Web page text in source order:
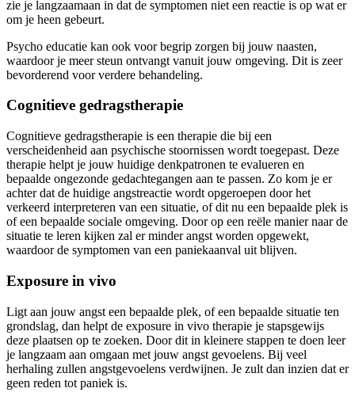
zie je langzaamaan in dat de symptomen niet een reactie is op wat er
om je heen gebeurt.
Psycho educatie kan ook voor begrip zorgen bij jouw naasten,
waardoor je meer steun ontvangt vanuit jouw omgeving. Dit is zeer
bevorderend voor verdere behandeling.
Cognitieve gedragstherapie
Cognitieve gedragstherapie is een therapie die bij een
verscheidenheid aan psychische stoornissen wordt toegepast. Deze
therapie helpt je jouw huidige denkpatronen te evalueren en
bepaalde ongezonde gedachtegangen aan te passen. Zo kom je er
achter dat de huidige angstreactie wordt opgeroepen door het
verkeerd interpreteren van een situatie, of dit nu een bepaalde plek is
of een bepaalde sociale omgeving. Door op een reële manier naar de
situatie te leren kijken zal er minder angst worden opgewekt,
waardoor de symptomen van een paniekaanval uit blijven.
Exposure in vivo
Ligt aan jouw angst een bepaalde plek, of een bepaalde situatie ten
grondslag, dan helpt de exposure in vivo therapie je stapsgewijs
deze plaatsen op te zoeken. Door dit in kleinere stappen te doen leer
je langzaam aan omgaan met jouw angst gevoelens. Bij veel
herhaling zullen angstgevoelens verdwijnen. Je zult dan inzien dat er
geen reden tot paniek is.